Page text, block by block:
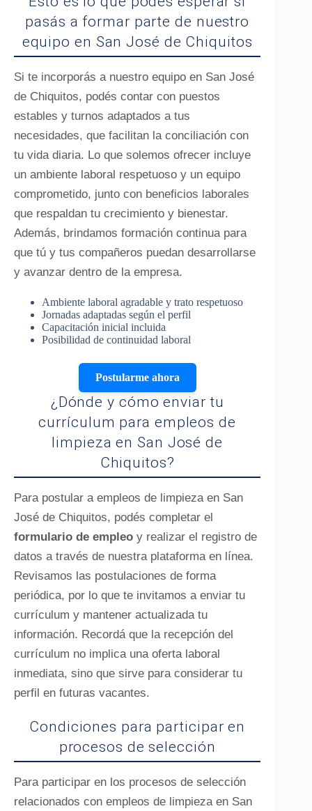
pasás a formar parte de nuestro
equipo en San José de Chiquitos
Si te incorporás a nuestro equipo en San José
de Chiquitos, podés contar con puestos
estables y turnos adaptados a tus
necesidades, que facilitan la conciliación con
tu vida diaria. Lo que solemos ofrecer incluye
un ambiente laboral respetuoso y un equipo
comprometido, junto con beneficios laborales
que respaldan tu crecimiento y bienestar.
Además, brindamos formación continua para
que tú y tus compañeros puedan desarrollarse
y avanzar dentro de la empresa.
Ambiente laboral agradable y trato respetuoso
Jornadas adaptadas según el perfil
Capacitación inicial incluida
Posibilidad de continuidad laboral
Postularme ahora
¿Dónde y cómo enviar tu
currículum para empleos de
limpieza en San José de
Chiquitos?
Para postular a empleos de limpieza en San
José de Chiquitos, podés completar el
formulario de empleo y realizar el registro de
datos a través de nuestra plataforma en línea.
Revisamos las postulaciones de forma
periódica, por lo que te invitamos a enviar tu
currículum y mantener actualizada tu
información. Recordá que la recepción del
currículum no implica una oferta laboral
inmediata, sino que sirve para considerar tu
perfil en futuras vacantes.
Condiciones para participar en
procesos de selección
Para participar en los procesos de selección
relacionados con empleos de limpieza en San